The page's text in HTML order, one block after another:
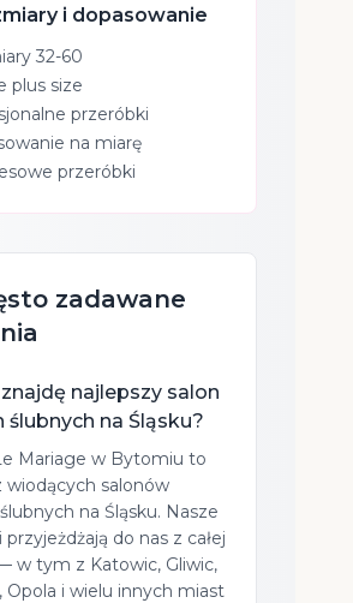
i dopasowanie
32-60
plus size
przeróbki
na miarę
przeróbki
zadawane
najlepszy salon
ślubnych na Śląsku?
Mariage w Bytomiu to
wiodących salonów
na Śląsku. Nasze
przyjeżdżają do nas z całej
w tym z Katowic, Gliwic,
Opola i wielu innych miast